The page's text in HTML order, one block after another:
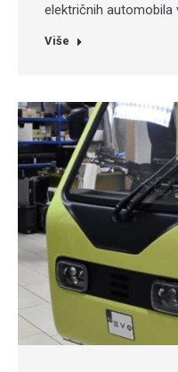
električnih automobila
Više